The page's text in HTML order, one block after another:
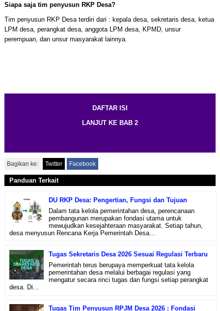
Siapa saja tim penyusun RKP Desa?
Tim penyusun RKP Desa terdiri dari : kepala desa, sekretaris desa, ketua
LPM desa, perangkat desa, anggota LPM desa, KPMD, unsur
perempuan, dan unsur masyarakat lainnya.
DAFTAR ISI
LANJUT KE BAB 2
Bagikan ke: Twitter Facebook
Panduan Terkait
DU RKP Desa: Pengertian, Fungsi dan Tujuan
Dalam tata kelola pemerintahan desa, perencanaan
pembangunan merupakan fondasi utama untuk
mewujudkan kesejahteraan masyarakat. Setiap tahun,
desa menyusun Rencana Kerja Pemerintah Desa...
Tugas Sekretaris Desa 2026 Sesuai Regulasi Terbaru
Pemerintah terus berupaya memperkuat tata kelola
pemerintahan desa melalui berbagai regulasi yang
mengatur secara rinci tugas dan fungsi setiap perangkat
desa. Di...
Tugas Tim Penyusun RPJM Desa 2026 : Fondasi